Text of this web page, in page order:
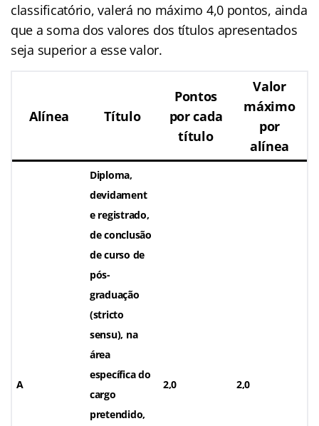
classificatório, valerá no máximo 4,0 pontos, ainda
que a soma dos valores dos títulos apresentados
seja superior a esse valor.
Alínea Título
Pontos
por cada
título
Valor
máximo
por
alínea
A
Diploma,
devidament
e registrado,
de conclusão
de curso de
pós-
graduação
(stricto
sensu), na
área
específica do
cargo
pretendido,
2,0 2,0